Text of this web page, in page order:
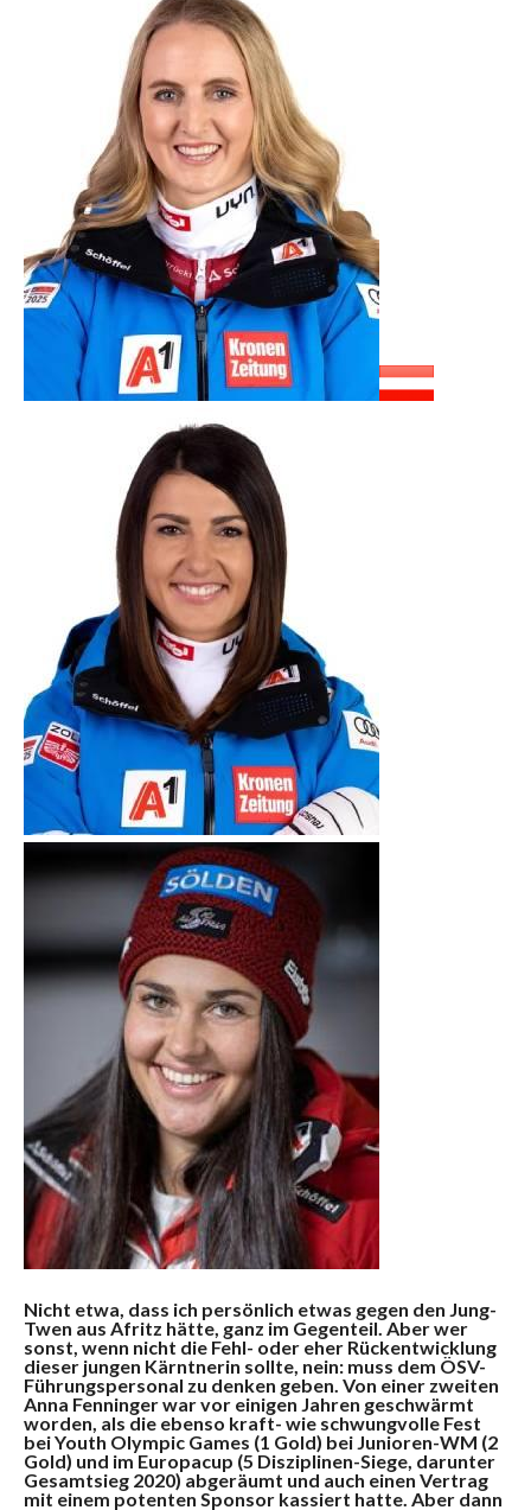
Nicht etwa, dass ich persönlich etwas gegen den Jung-
Twen aus Afritz hätte, ganz im Gegenteil. Aber wer
sonst, wenn nicht die Fehl- oder eher Rückentwicklung
dieser jungen Kärntnerin sollte, nein: muss dem ÖSV-
Führungspersonal zu denken geben. Von einer zweiten
Anna Fenninger war vor einigen Jahren geschwärmt
worden, als die ebenso kraft- wie schwungvolle Fest
bei Youth Olympic Games (1 Gold) bei Junioren-WM (2
Gold) und im Europacup (5 Disziplinen-Siege, darunter
Gesamtsieg 2020) abgeräumt und auch einen Vertrag
mit einem potenten Sponsor kassiert hatte. Aber dann